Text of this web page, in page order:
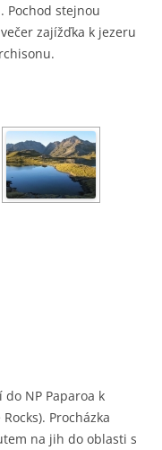
Pochod stejnou
zajížďka k jezeru
NP Paparoa k
Procházka
na jih do oblasti s